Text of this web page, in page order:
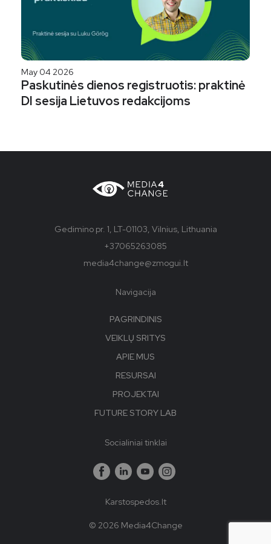
May 04 2026
Paskutinės dienos registruotis: praktinė
DI sesija Lietuvos redakcijoms
Gedimino pr. 1, LT-01103, Vilnius, Lithuania
+37065263085
media4change@zmogui.lt
Navigacija
PAGRINDINIS
VEIKLŲ SRITYS
APIE MUS
RESURSAI
PROJEKTAI
FUTURE STORY LAB
Socialiniai tinklai
Karstospedos.lt
© 2026 Media4Change